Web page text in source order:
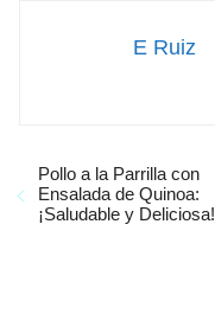
E Ruiz
Pollo a la Parrilla con
Ensalada de Quinoa:
¡Saludable y Deliciosa!